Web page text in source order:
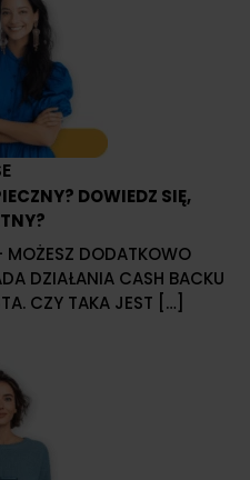
DOWIEDZ SIĘ,
MOŻESZ DODATKOWO
DZIAŁANIA CASH BACKU
CZY TAKA JEST […]